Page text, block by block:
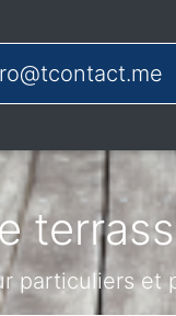
particuliers et